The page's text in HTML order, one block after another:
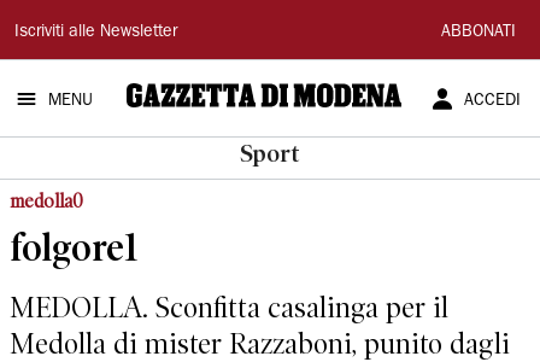
Gazzetta
di
Modena
Iscriviti alle Newsletter ABBONATI
MENU ACCEDI
Sport
medolla0
folgore1
MEDOLLA. Sconfitta casalinga per il
Medolla di mister Razzaboni, punito dagli